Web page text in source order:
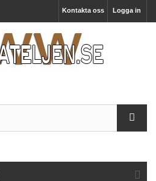
Logga in
Kontakta oss